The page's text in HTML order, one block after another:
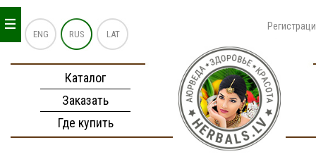
ENG RUS LAT
Каталог
Заказать
Где купить
_
_
_